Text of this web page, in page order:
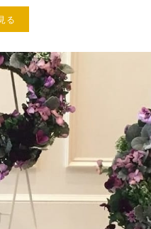
る